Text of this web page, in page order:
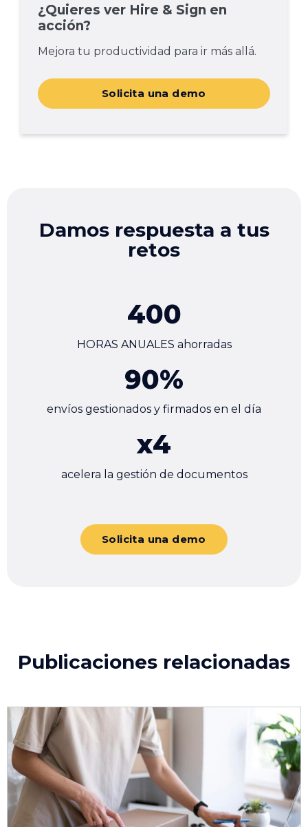
¿Quieres ver Hire & Sign en
acción?
Mejora tu productividad para ir más allá.
Solicita una demo
Damos respuesta a tus
retos
HORAS ANUALES ahorradas
400
envíos gestionados y firmados en el día
90%
acelera la gestión de documentos
x4
Solicita una demo
Publicaciones relacionadas